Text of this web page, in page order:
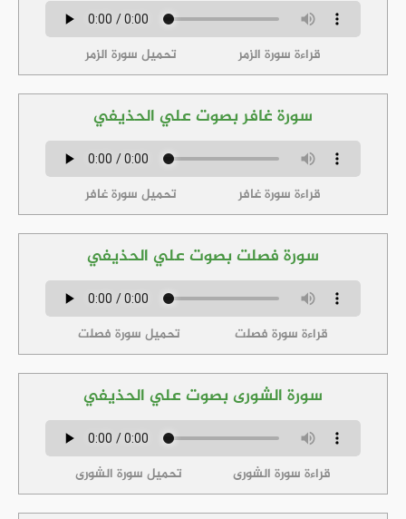
قراءة سورة الزمر تحميل سورة الزمر
سورة غافر بصوت علي الحذيفي
قراءة سورة غافر تحميل سورة غافر
سورة فصلت بصوت علي الحذيفي
قراءة سورة فصلت تحميل سورة فصلت
سورة الشورى بصوت علي الحذيفي
قراءة سورة الشورى تحميل سورة الشورى